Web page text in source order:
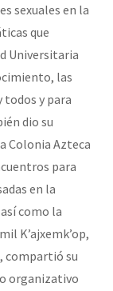
poblaciones y
Estado Espanhol
lutas pela
y
sexuales en la
que
Universitaria
las
todos y para
dio su
Colonia Azteca
para
en la
como la
K’ajxemk’op,
compartió su
organizativo